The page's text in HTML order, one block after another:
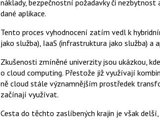
náklady, bezpečnostní požadavky či
dané aplikace.
Tento proces vyhodnocení zatím vedl k
jako služba), IaaS (infrastruktura jako služba) a
Zkušenosti zmíněné univerzity jsou ukázkou,
o cloud computing. Přestože již využívají
ně cloud stále významnějším prostředek
začínají využívat.
Cesta do těchto zaslíbených krajin je však